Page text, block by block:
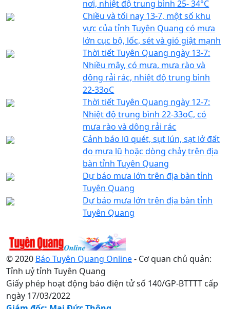
nơi, nhiệt độ trung bình 25- 34°C
Chiều và tối nay 13-7, một số khu
vực của tỉnh Tuyên Quang có mưa
lớn cục bộ, lốc, sét và gió giật mạnh
Thời tiết Tuyên Quang ngày 13-7:
Nhiều mây, có mưa, mưa rào và
dông rải rác, nhiệt độ trung bình
22-33oC
Thời tiết Tuyên Quang ngày 12-7:
Nhiệt độ trung bình 22-33oC, có
mưa rào và dông rải rác
Cảnh báo lũ quét, sụt lún, sạt lở đất
do mưa lũ hoặc dòng chảy trên địa
bàn tỉnh Tuyên Quang
Dự báo mưa lớn trên địa bàn tỉnh
Tuyên Quang
Dự báo mưa lớn trên địa bàn tỉnh
Tuyên Quang
© 2020 Báo Tuyên Quang Online- Cơ quan chủ quản:
Tỉnh uỷ tỉnh Tuyên Quang
Giấy phép hoạt động báo điện tử số 140/GP-BTTTT cấp
ngày 17/03/2022